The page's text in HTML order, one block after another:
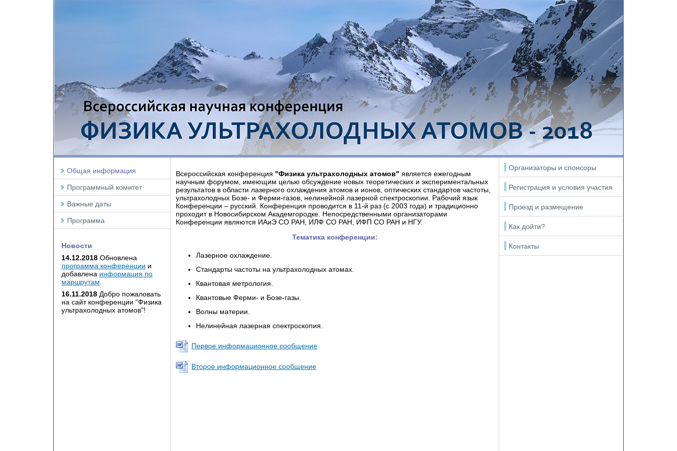
Общая информация
Программный комитет
Важные даты
Программа
Новости
14.12.2018 Обновлена
программа конференции и
добавлена информация по
маршрутам
16.11.2018 Добро пожаловать
на сайт конференции "Физика
ультрахолодных атомов"!
Всероссийская конференция "Физика ультрахолодных атомов" является ежегодным
научным форумом, имеющим целью обсуждение новых теоретических и экспериментальных
результатов в области лазерного охлаждения атомов и ионов, оптических стандартов частоты,
ультрахолодных Бозе- и Ферми-газов, нелинейной лазерной спектроскопии. Рабочий язык
Конференции – русский. Конференция проводится в 11-й раз (с 2003 года) и традиционно
проходит в Новосибирском Академгородке. Непосредственными организаторами
Конференции являются ИАиЭ СО РАН, ИЛФ СО РАН, ИФП СО РАН и НГУ.
Тематика конференции:
Лазерное охлаждение.
Стандарты частоты на ультрахолодных атомах.
Квантовая метрология.
Квантовые Ферми- и Бозе-газы.
Волны материи.
Нелинейная лазерная спектроскопия.
Первое информационное сообщение
Второе информационное сообщение
Организаторы и спонсоры
Регистрация и условия участия
Проезд и размещение
Как дойти?
Контакты